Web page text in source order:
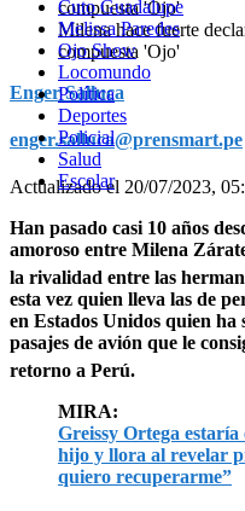
Cuto Guadalupe
Melissa Paredes
Ojo Show
Locomundo
Política
Deportes
Policial
Salud
Escolar
Milena hace fuerte
compuesta 'Ojo'
Enger Salluca
enger.salluca@prensmart.pe
Actualizado el 20/07/2023,
Han pasado casi 10 años
amoroso entre Milena
la rivalidad entre las
esta vez quien lleva las de
en Estados Unidos quien
pasajes de avión que le
retorno a Perú.
MIRA:
Greissy Ortega
hijo y llora al revelar
quiero recuperarme”